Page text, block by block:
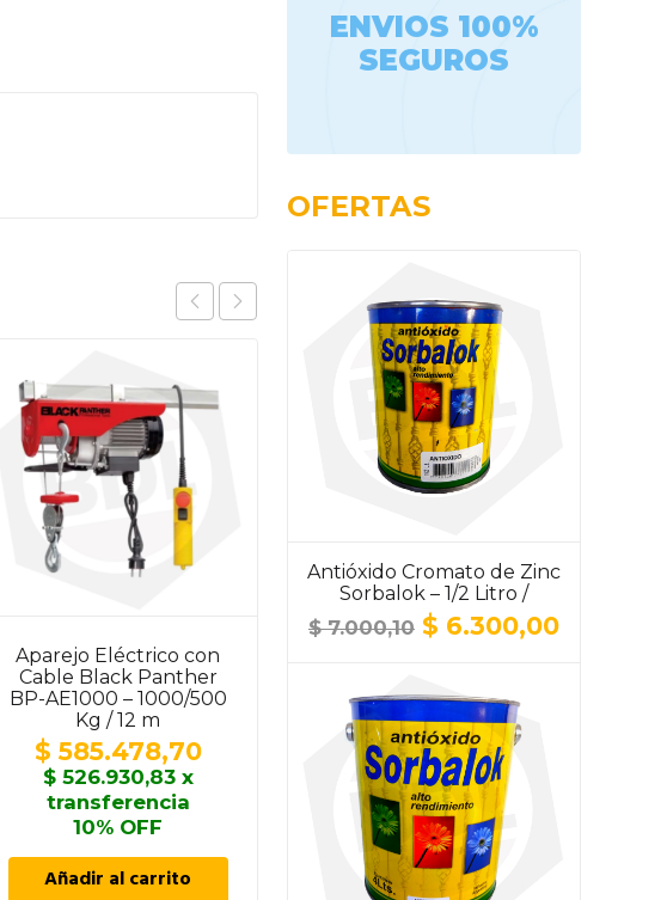
Aparejo Eléctrico con
Cable Black Panther
BP-AE1000 – 1000/500
Kg / 12 m
$ 585.478,70
$526.930,83x
transferencia
10% OFF
Añadir al carrito
BP-AE250 – 250/125
Kg / 12 m
205.026,80
184.524,12x
transferencia
10% OFF
Añadir al carrito
ENVIOS 100%
SEGUROS
OFERTAS
Antióxido Cromato de Zinc
Sorbalok – 1/2 Litro /
ALUMINIO
$7.000,10 El
precio
era:
$ 7.000,10.
$ 6.300,00El